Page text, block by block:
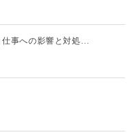
事への影響と対処…